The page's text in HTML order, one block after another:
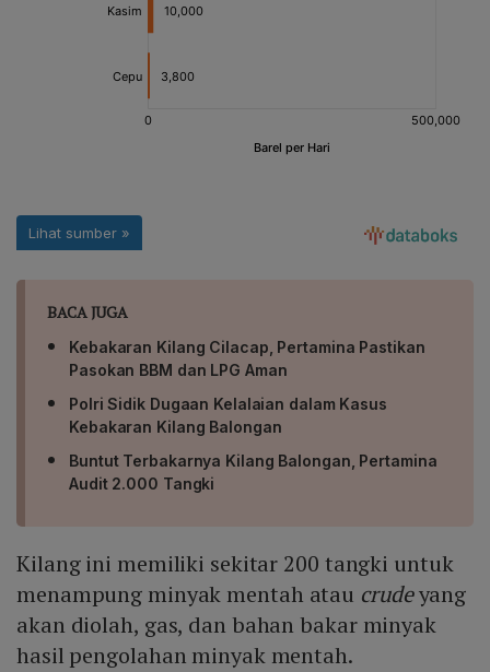
BACA JUGA
Kebakaran Kilang Cilacap, Pertamina Pastikan
Pasokan BBM dan LPG Aman
Polri Sidik Dugaan Kelalaian dalam Kasus
Kebakaran Kilang Balongan
Buntut Terbakarnya Kilang Balongan, Pertamina
Audit 2.000 Tangki
Kilang ini memiliki sekitar 200 tangki untuk
menampung minyak mentah atau crudeyang
akan diolah, gas, dan bahan bakar minyak
hasil pengolahan minyak mentah.